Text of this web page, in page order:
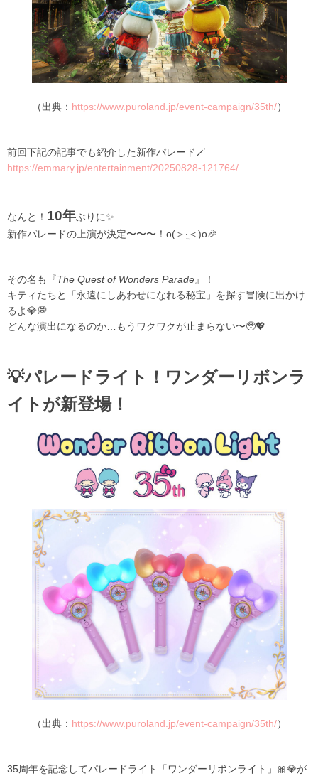
（出典： https://www.puroland.jp/event-campaign/35th/）
前回下記の記事でも紹介した新作パレード🪄
https://emmary.jp/entertainment/20250828-121764/
なんと！ 10年ぶりに✨
新作パレードの上演が決定〜〜〜！o(＞‧̫＜)o🎉
その名も『The Quest of Wonders Parade』！
キティたちと「永遠にしあわせになれる秘宝」を探す冒険に出かけ
るよ💎💭
どんな演出になるのか…もうワクワクが止まらない〜🥹💖
💡パレードライト！ワンダーリボンラ
イトが新登場！
（出典： https://www.puroland.jp/event-campaign/35th/）
35周年を記念してパレードライト「ワンダーリボンライト」🎀💎が